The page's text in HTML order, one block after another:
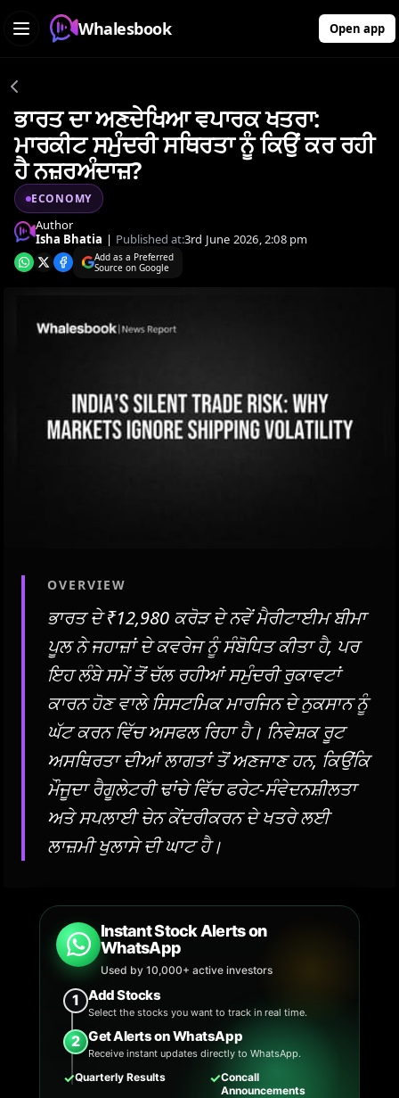
Whalesbook Open app
ਭਾਰਤ ਦਾ ਅਣਦੇਖਿਆ ਵਪਾਰਕ ਖਤਰਾ:
ਮਾਰਕੀਟ ਸਮੁੰਦਰੀ ਸਥਿਰਤਾ ਨੂੰ ਕਿਉਂ ਕਰ ਰਹੀ
ਹੈ ਨਜ਼ਰਅੰਦਾਜ਼?
ECONOMY
Author
Isha Bhatia | Published at:3rd June 2026, 2:08 pm
Add as a Preferred
Source on Google
OVERVIEW
ਭਾਰਤ ਦੇ ₹12,980 ਕਰੋੜ ਦੇ ਨਵੇਂ ਮੈਰੀਟਾਈਮ ਬੀਮਾ
ਪੂਲ ਨੇ ਜਹਾਜ਼ਾਂ ਦੇ ਕਵਰੇਜ ਨੂੰ ਸੰਬੋਧਿਤ ਕੀਤਾ ਹੈ, ਪਰ
ਇਹ ਲੰਬੇ ਸਮੇਂ ਤੋਂ ਚੱਲ ਰਹੀਆਂ ਸਮੁੰਦਰੀ ਰੁਕਾਵਟਾਂ
ਕਾਰਨ ਹੋਣ ਵਾਲੇ ਸਿਸਟਮਿਕ ਮਾਰਜਿਨ ਦੇ ਨੁਕਸਾਨ ਨੂੰ
ਘੱਟ ਕਰਨ ਵਿੱਚ ਅਸਫਲ ਰਿਹਾ ਹੈ। ਨਿਵੇਸ਼ਕ ਰੂਟ
ਅਸਥਿਰਤਾ ਦੀਆਂ ਲਾਗਤਾਂ ਤੋਂ ਅਣਜਾਣ ਹਨ, ਕਿਉਂਕਿ
ਮੌਜੂਦਾ ਰੈਗੂਲੇਟਰੀ ਢਾਂਚੇ ਵਿੱਚ ਫਰੇਟ-ਸੰਵੇਦਨਸ਼ੀਲਤਾ
ਅਤੇ ਸਪਲਾਈ ਚੇਨ ਕੇਂਦਰੀਕਰਨ ਦੇ ਖਤਰੇ ਲਈ
ਲਾਜ਼ਮੀ ਖੁਲਾਸੇ ਦੀ ਘਾਟ ਹੈ।
Instant Stock Alerts on
WhatsApp
Used by 10,000+ active investors
1 Add Stocks
Select the stocks you want to track in real time.
2 Get Alerts on WhatsApp
Receive instant updates directly to WhatsApp.
✓Quarterly Results ✓Concall
Announcements